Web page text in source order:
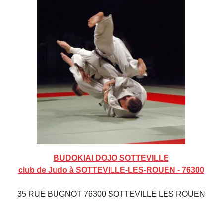
BUDOKIAI DOJO SOTTEVILLE
club de Judo à SOTTEVILLE-LES-ROUEN - 76300
35 RUE BUGNOT 76300 SOTTEVILLE LES ROUEN